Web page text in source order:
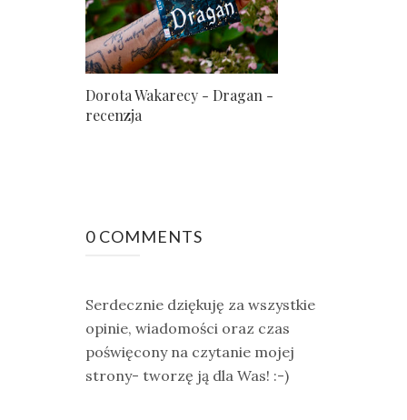
Dorota Wakarecy - Dragan -
recenzja
0 COMMENTS
Serdecznie dziękuję za wszystkie
opinie, wiadomości oraz czas
poświęcony na czytanie mojej
strony- tworzę ją dla Was! :-)